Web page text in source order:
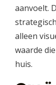
aanvoelt.
alleen
waarde
huis.